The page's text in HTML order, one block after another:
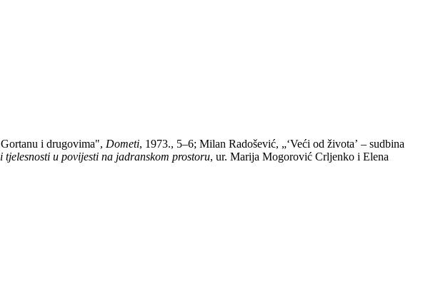
i drugovima", Dometi, 1973., 5–6; Milan Radošević, „ʻVeći od životaʼ – sudbina
tjelesnosti u povijesti na jadranskom prostoru, ur. Marija Mogorović Crljenko i Elena